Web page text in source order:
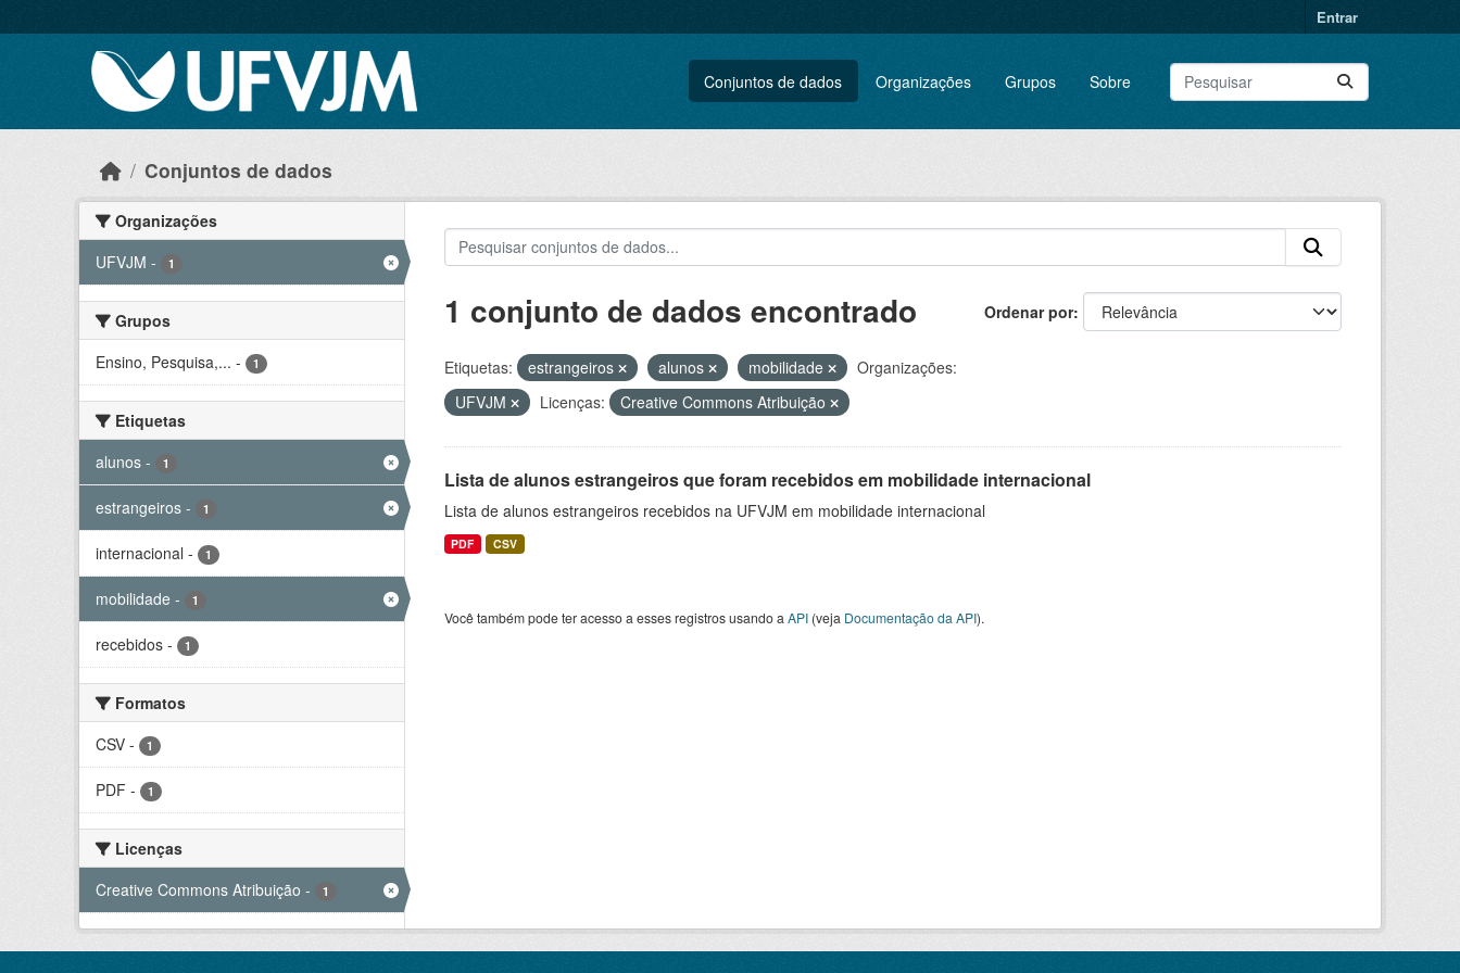
Entrar
Conjuntos de dados Organizações Grupos Sobre
Conjuntos de dados
Organizações
UFVJM - 1
Grupos
Ensino, Pesquisa,... - 1
Etiquetas
alunos - 1
estrangeiros - 1
internacional - 1
mobilidade - 1
recebidos - 1
Formatos
CSV - 1
PDF - 1
Licenças
Creative Commons Atribuição - 1
Ordenar por
1 conjunto de dados encontrado
Etiquetas: estrangeiros alunos mobilidade
Organizações:
UFVJM
Licenças: Creative Commons Atribuição
Lista de alunos estrangeiros que foram recebidos em mobilidade internacional
Lista de alunos estrangeiros recebidos na UFVJM em mobilidade internacional
PDF CSV
Você também pode ter acesso a esses registros usando a API(veja Documentação da API).